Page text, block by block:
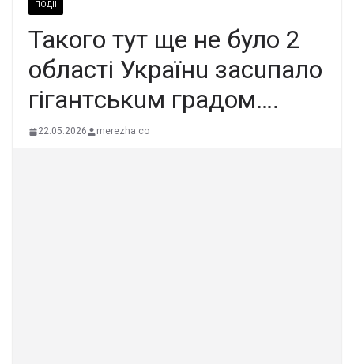
ПОДІЇ
Такого тут ще не було 2
oблacтi Укpaїнu зacuпaлo
гiгaнтcькuм гpaдoм….
22.05.2026 merezha.co